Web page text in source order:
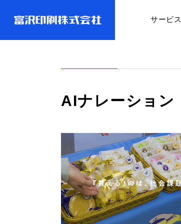
サービス
AIナレーション